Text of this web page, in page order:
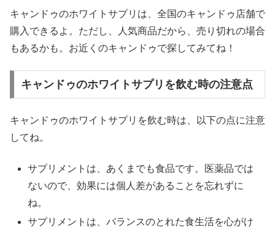
キャンドゥのホワイトサプリは、全国のキャンドゥ店舗で
購入できるよ。ただし、人気商品だから、売り切れの場合
もあるかも。お近くのキャンドゥで探してみてね！
キャンドゥのホワイトサプリを飲む時の注意点
キャンドゥのホワイトサプリを飲む時は、以下の点に注意
してね。
サプリメントは、あくまでも食品です。医薬品では
ないので、効果には個人差があることを忘れずに
ね。
サプリメントは、バランスのとれた食生活を心がけ